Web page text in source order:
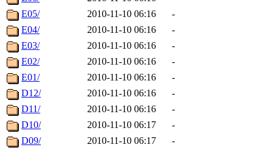
E05/
2010-11-10 06:16
-
E04/
2010-11-10 06:16
-
E03/
2010-11-10 06:16
-
E02/
2010-11-10 06:16
-
E01/
2010-11-10 06:16
-
D12/
2010-11-10 06:16
-
D11/
2010-11-10 06:16
-
D10/
2010-11-10 06:17
-
D09/
2010-11-10 06:17
-